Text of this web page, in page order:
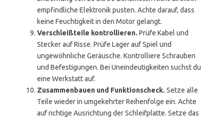
empfindliche Elektronik pusten. Achte darauf, dass
keine Feuchtigkeit in den Motor gelangt.
Verschleißteile kontrollieren. Prüfe Kabel und
Stecker auf Risse. Prüfe Lager auf Spiel und
ungewöhnliche Geräusche. Kontrolliere Schrauben
und Befestigungen. Bei Uneindeutigkeiten suchst du
eine Werkstatt auf.
Zusammenbauen und Funktionscheck. Setze alle
Teile wieder in umgekehrter Reihenfolge ein. Achte
auf richtige Ausrichtung der Schleifplatte. Setze das